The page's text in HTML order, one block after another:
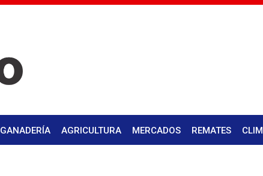
GANADERÍA AGRICULTURA MERCADOS REMATES